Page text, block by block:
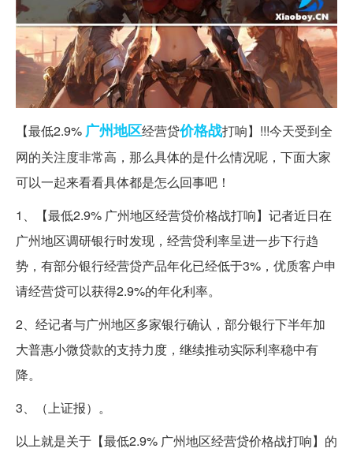
【最低2.9% 广州地区经营贷价格战打响】!!!今天受到全
网的关注度非常高，那么具体的是什么情况呢，下面大家
可以一起来看看具体都是怎么回事吧！
1、【最低2.9% 广州地区经营贷价格战打响】记者近日在
广州地区调研银行时发现，经营贷利率呈进一步下行趋
势，有部分银行经营贷产品年化已经低于3%，优质客户申
请经营贷可以获得2.9%的年化利率。
2、经记者与广州地区多家银行确认，部分银行下半年加
大普惠小微贷款的支持力度，继续推动实际利率稳中有
降。
3、（上证报）。
以上就是关于【最低2.9% 广州地区经营贷价格战打响】的